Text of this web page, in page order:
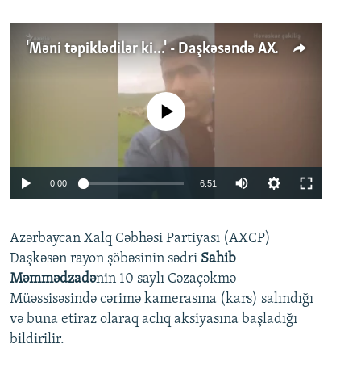
'Məni təpiklədilər ki...' - Daşkəsəndə AXCP fəalının yaxınları onun həbsinə etiraz edirlər
Auto 240p 360p
720p 1080p
No media source currently available
0:00 6:51
360p
720p
1080p
Azərbaycan Xalq Cəbhəsi Partiyası (AXCP)
Daşkəsən rayon şöbəsinin sədri Sahib
Məmmədzadənin 10 saylı Cəzaçəkmə
Müəssisəsində cərimə kamerasına (kars) salındığı
və buna etiraz olaraq aclıq aksiyasına başladığı
bildirilir.